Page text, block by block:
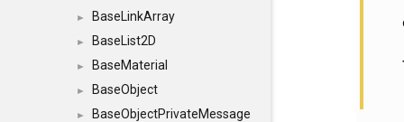
► BaseLinkArray
► BaseList2D
► BaseMaterial
► BaseObject
► BaseObjectPrivateMessage